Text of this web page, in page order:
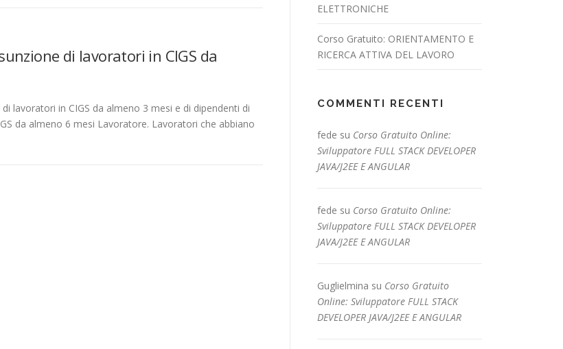
di lavoratori in CIGS da
di lavoratori in CIGS da almeno 3 mesi e di dipendenti di
da almeno 6 mesi Lavoratore. Lavoratori che abbiano
ELETTRONICHE
Corso Gratuito: ORIENTAMENTO E
RICERCA ATTIVA DEL LAVORO
COMMENTI RECENTI
fede su Corso Gratuito Online:
Sviluppatore FULL STACK DEVELOPER
JAVA/J2EE E ANGULAR
fede su Corso Gratuito Online:
Sviluppatore FULL STACK DEVELOPER
JAVA/J2EE E ANGULAR
Guglielmina su Corso Gratuito
Online: Sviluppatore FULL STACK
DEVELOPER JAVA/J2EE E ANGULAR